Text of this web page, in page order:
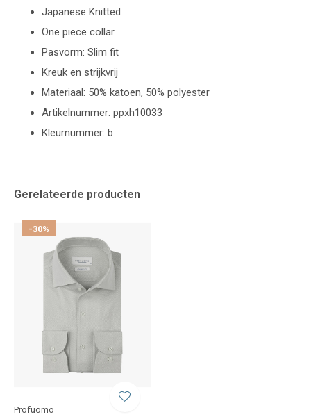
Japanese Knitted
One piece collar
Pasvorm: Slim fit
Kreuk en strijkvrij
Materiaal: 50% katoen, 50% polyester
Artikelnummer: ppxh10033
Kleurnummer: b
Gerelateerde producten
-30%
Profuomo